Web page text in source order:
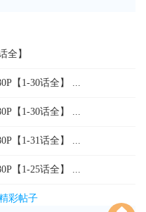
全】
【1-30话全】 ...
【1-30话全】 ...
【1-31话全】 ...
【1-25话全】 ...
彩帖子